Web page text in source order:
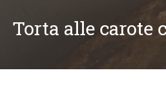
Torta alle carote